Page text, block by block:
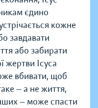
єдино
кожне
завдавати
або забирати
жертви Ісуса
вбивати, щоб
— а не життя,
— може спасти